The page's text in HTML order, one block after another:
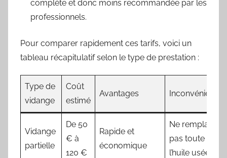
complète et donc moins recommandée par les
professionnels.
Pour comparer rapidement ces tarifs, voici un
tableau récapitulatif selon le type de prestation :
Type de
vidange
Coût
estimé
Avantages Inconvénients
Vidange
partielle
De 50
€ à
120 €
Rapide et
économique
Ne remplace
pas toute
l’huile usée